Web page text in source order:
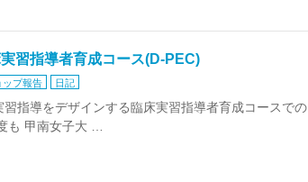
習指導者育成コース(D-PEC)
ップ報告 日記
指導をデザインする臨床実習指導者育成コースでの
甲南女子大 …